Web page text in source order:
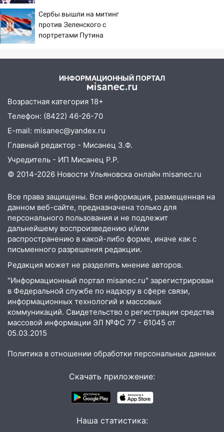
16:34
Из-за мощной непогоды в
Ульяновске отменили фестиваль «Наше
время»
100 тысяч тонн зерна
В колледжи и техникумы
Ульяновской области подали более 10
тысяч заявлений
15:04 Фоторепортаж с улиц Ульяновска
после шторма: поваленные деревья и
затопленные улицы
14:28 Ураган вырвал остановку на улице
14:26 Жители Ульяновска сами
пытаются расчистить ливнёвки, не
дождавшись коммунальщиков
14:16 Шторм продолжает ломать город:
на улице Любови Шевцовой рухнул
светофор
14:14 Студента из Ульяновска обманули
мошенники под видом преподавателя
14:12 Куда жаловаться ульяновцам на
упавшее дерево или затопленную улицу
после непогоды
13:59
В Новом городе ураганным
строящегося дома
В мэрии Ульяновска рассказали,
как устраняют последствия мощного
Сербы вышли на митинг
против Зеленского с
портретами Путина
ИНФОРМАЦИОННЫЙ ПОРТАЛ
Возрастная категория 18+
Телефон: (8422) 46-26-70
E-mail: misanec@yandex.ru
Главный редактор - Мисанец З.Ф.
Учредитель - ИП Мисанец Р.Р.
© 2014-2026 Новости Ульяновска онлайн misanec.ru
Все права защищены. Вся информация, размещенная на
данном веб-сайте, предназначена только для
персонального пользования и не подлежит
дальнейшему воспроизведению и/или
распространению в какой-либо форме, иначе как с
письменного разрешения редакции.
Редакция может не разделять мнение авторов.
"Информационный портал misanec.ru" зарегистрирован
в Федеральной службе по надзору в сфере связи,
информационных технологий и массовых
коммуникаций. Свидетельство о регистрации средства
массовой информации ЭЛ №ФС 77 - 61045 от
05.03.2015
Политика в отношении обработки персональных данных
Скачать приложение:
Наша статистика: